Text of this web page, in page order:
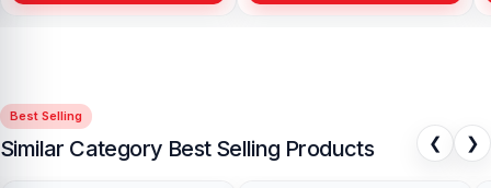
Best Selling
Similar Category Best Selling Products ❮ ❯